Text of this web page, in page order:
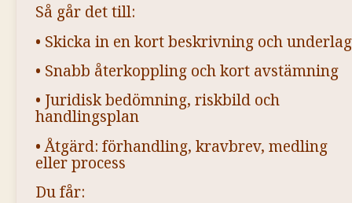
Så går det till:
• Skicka in en kort beskrivning och underlag
• Snabb återkoppling och kort avstämning
• Juridisk bedömning, riskbild och
handlingsplan
• Åtgärd: förhandling, kravbrev, medling
eller process
Du får: